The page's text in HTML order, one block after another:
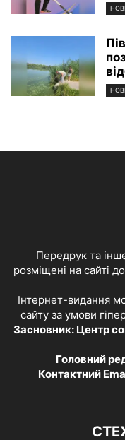
Передрук та
розміщені на сайті
Інтернет-видання
сайту за умови
Засновник: Центр
Головний
Контактний